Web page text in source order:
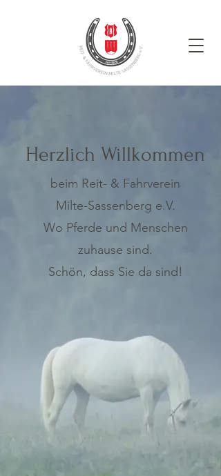
Herzlich Willkommen
beim Reit- & Fahrverein
Milte-Sassenberg e.V.
Wo Pferde und Menschen
zuhause sind.
Schön, dass Sie da sind!